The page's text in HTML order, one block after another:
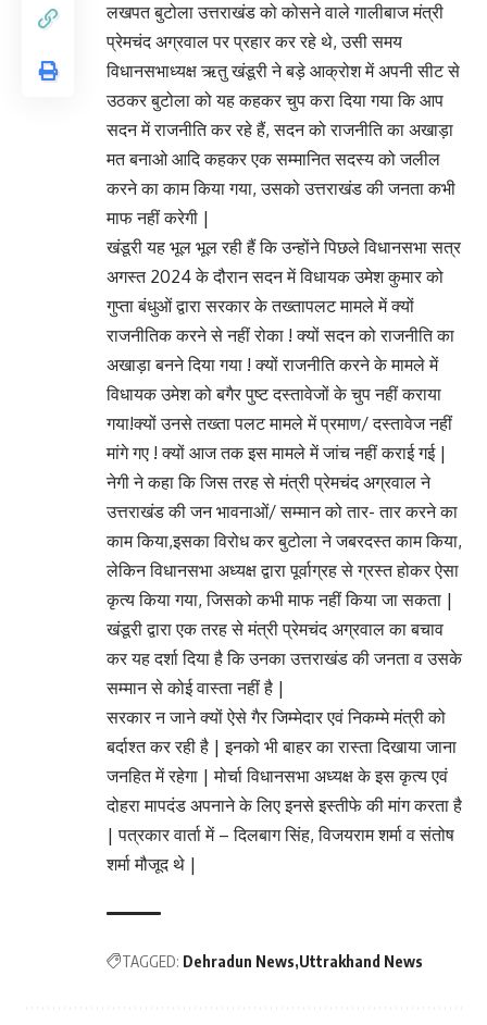
लखपत बुटोला उत्तराखंड को कोसने वाले गालीबाज मंत्री
प्रेमचंद अग्रवाल पर प्रहार कर रहे थे, उसी समय
विधानसभाध्यक्ष ऋतु खंडूरी ने बड़े आक्रोश में अपनी सीट से
उठकर बुटोला को यह कहकर चुप करा दिया गया कि आप
सदन में राजनीति कर रहे हैं, सदन को राजनीति का अखाड़ा
मत बनाओ आदि कहकर एक सम्मानित सदस्य को जलील
करने का काम किया गया, उसको उत्तराखंड की जनता कभी
माफ नहीं करेगी |
खंडूरी यह भूल भूल रही हैं कि उन्होंने पिछले विधानसभा सत्र
अगस्त 2024 के दौरान सदन में विधायक उमेश कुमार को
गुप्ता बंधुओं द्वारा सरकार के तख्तापलट मामले में क्यों
राजनीतिक करने से नहीं रोका ! क्यों सदन को राजनीति का
अखाड़ा बनने दिया गया ! क्यों राजनीति करने के मामले में
विधायक उमेश को बगैर पुष्ट दस्तावेजों के चुप नहीं कराया
गया!क्यों उनसे तख्ता पलट मामले में प्रमाण/ दस्तावेज नहीं
मांगे गए ! क्यों आज तक इस मामले में जांच नहीं कराई गई |
नेगी ने कहा कि जिस तरह से मंत्री प्रेमचंद अग्रवाल ने
उत्तराखंड की जन भावनाओं/ सम्मान को तार- तार करने का
काम किया,इसका विरोध कर बुटोला ने जबरदस्त काम किया,
लेकिन विधानसभा अध्यक्ष द्वारा पूर्वाग्रह से ग्रस्त होकर ऐसा
कृत्य किया गया, जिसको कभी माफ नहीं किया जा सकता |
खंडूरी द्वारा एक तरह से मंत्री प्रेमचंद अग्रवाल का बचाव
कर यह दर्शा दिया है कि उनका उत्तराखंड की जनता व उसके
सम्मान से कोई वास्ता नहीं है |
सरकार न जाने क्यों ऐसे गैर जिम्मेदार एवं निकम्मे मंत्री को
बर्दाश्त कर रही है | इनको भी बाहर का रास्ता दिखाया जाना
जनहित में रहेगा | मोर्चा विधानसभा अध्यक्ष के इस कृत्य एवं
दोहरा मापदंड अपनाने के लिए इनसे इस्तीफे की मांग करता है
| पत्रकार वार्ता में – दिलबाग सिंह, विजयराम शर्मा व संतोष
शर्मा मौजूद थे |
TAGGED: Dehradun News Uttrakhand News